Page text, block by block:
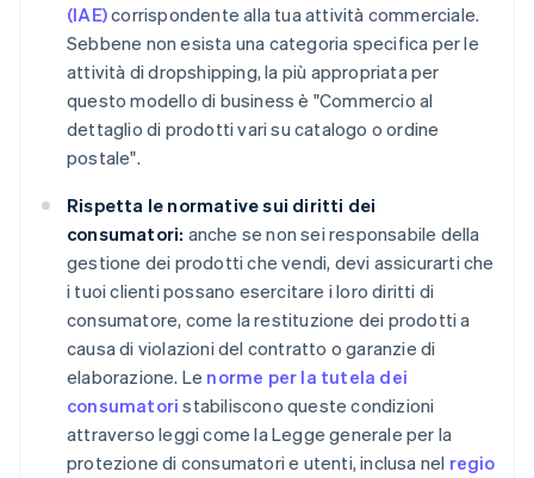
(IAE)corrispondente alla tua attività commerciale.
Sebbene non esista una categoria specifica per le
attività di dropshipping, la più appropriata per
questo modello di business è "Commercio al
dettaglio di prodotti vari su catalogo o ordine
postale".
Rispetta le normative sui diritti dei
consumatori: anche se non sei responsabile della
gestione dei prodotti che vendi, devi assicurarti che
i tuoi clienti possano esercitare i loro diritti di
consumatore, come la restituzione dei prodotti a
causa di violazioni del contratto o garanzie di
elaborazione. Le norme per la tutela dei
consumatori stabiliscono queste condizioni
attraverso leggi come la Legge generale per la
protezione di consumatori e utenti, inclusa nel regio